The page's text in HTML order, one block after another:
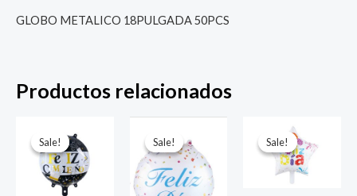
GLOBO METALICO 18PULGADA 50PCS
Productos relacionados
Sale!
Sale!precio
original
era:
$ 4.000.
$ 2.800.
Sale!
Sale!precio
original
era:
$ 4.000.
Sale!
Sale!
El
precio
original
era:
$ 4.000.